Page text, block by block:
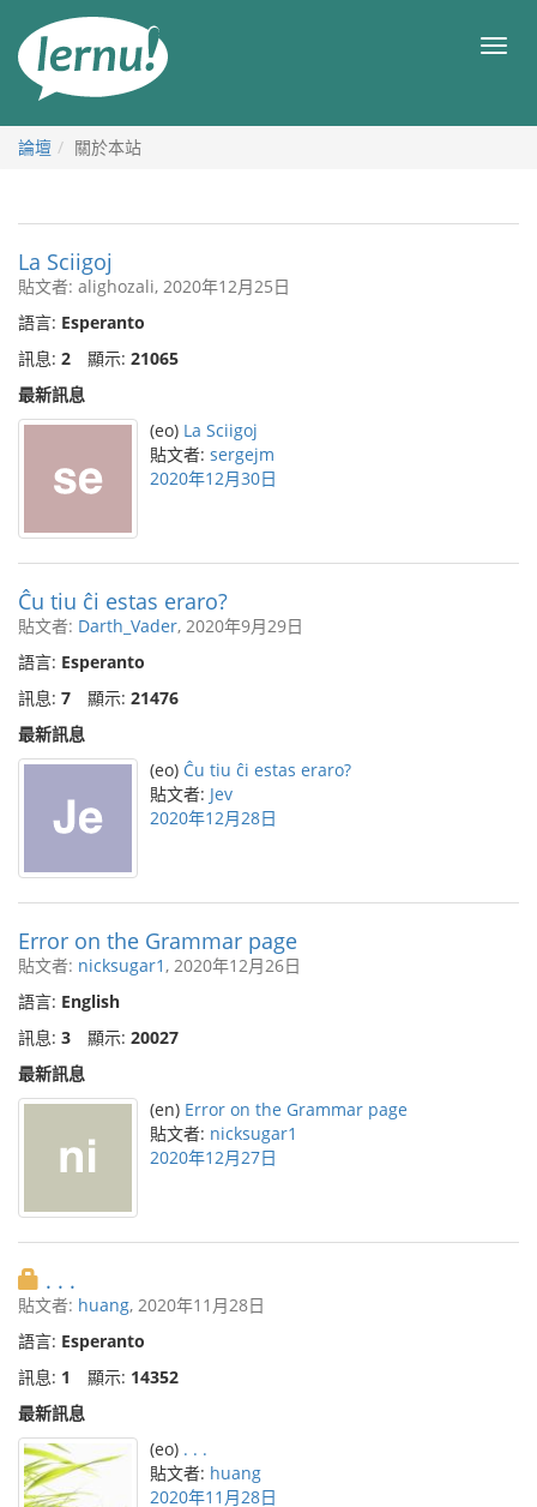
目
論壇 關於本站
La Sciigoj
貼文者: alighozali, 2020年12月25日
語言: Esperanto
訊息: 2 顯示: 21065
最新訊息
(eo) La Sciigoj
貼文者: sergejm
2020年12月30日
Ĉu tiu ĉi estas eraro?
貼文者: Darth_Vader, 2020年9月29日
語言: Esperanto
訊息: 7 顯示: 21476
最新訊息
(eo) Ĉu tiu ĉi estas eraro?
貼文者: Jev
2020年12月28日
Error on the Grammar page
貼文者: nicksugar1 , 2020年12月26日
語言: English
訊息: 3 顯示: 20027
最新訊息
(en) Error on the Grammar page
貼文者: nicksugar1
2020年12月27日
. . .
貼文者: huang, 2020年11月28日
語言: Esperanto
訊息: 1 顯示: 14352
最新訊息
(eo) . . .
貼文者: huang
2020年11月28日